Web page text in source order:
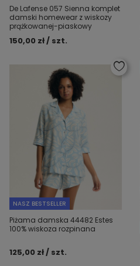
De Lafense 057 Sienna komplet
damski homewear z wiskozy
prążkowanej-piaskowy
150,00 zł / szt.
NASZ BESTSELLER
Piżama damska 44482 Estes
100% wiskoza rozpinana
125,00 zł / szt.